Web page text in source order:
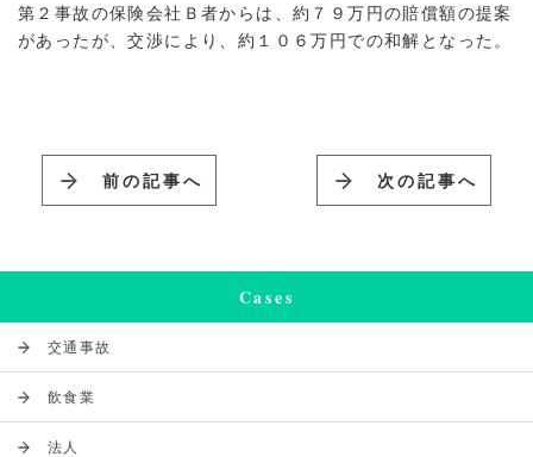
第２事故の保険会社Ｂ者からは、約７９万円の賠償額の提案
があったが、交渉により、約１０６万円での和解となった。
前の記事へ 次の記事へ
Cases
交通事故
飲食業
法人